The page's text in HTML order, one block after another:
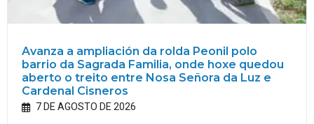
Avanza a ampliación da rolda Peonil polo
barrio da Sagrada Familia, onde hoxe quedou
aberto o treito entre Nosa Señora da Luz e
Cardenal Cisneros
7 DE AGOSTO DE 2026